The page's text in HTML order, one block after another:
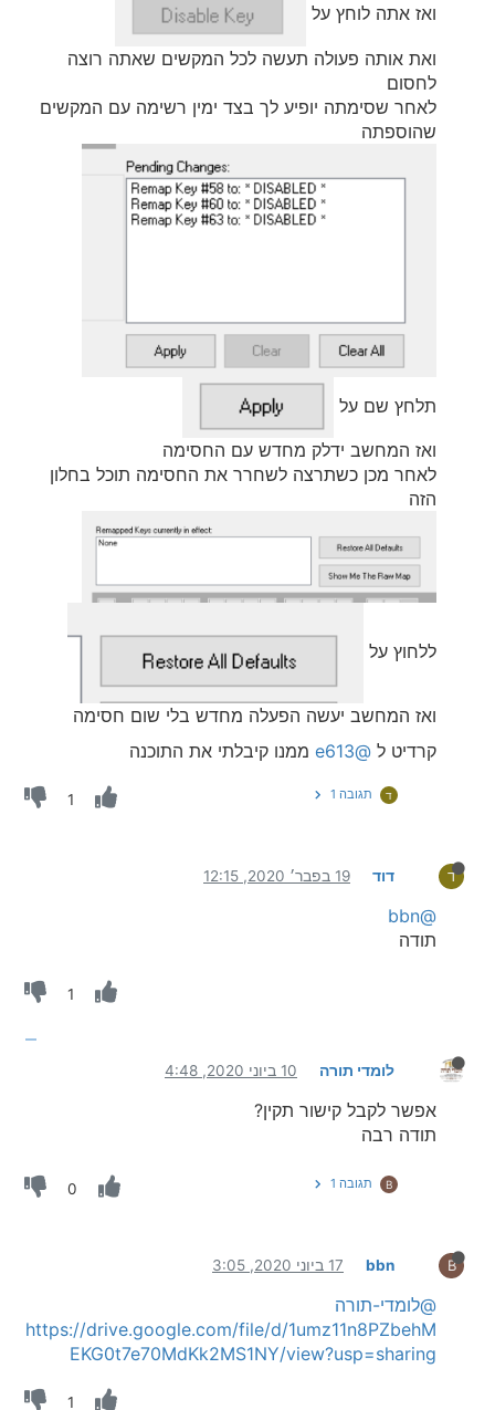
ואז אתה לוחץ על
ואת אותה פעולה תעשה לכל המקשים שאתה רוצה
לחסום
לאחר שסימתה יופיע לך בצד ימין רשימה עם המקשים
שהוספתה
תלחץ שם על
ואז המחשב ידלק מחדש עם החסימה
לאחר מכן כשתרצה לשחרר את החסימה תוכל בחלון
הזה
ללחוץ על
ואז המחשב יעשה הפעלה מחדש בלי שום חסימה
קרדיט ל @e613 ממנו קיבלתי את התוכנה
ד תגובה 1 1
ד דוד 19 בפבר׳ 2020, 12:15
@bbn
תודה
1
לומדי תורה 10 ביוני 2020, 4:48
אפשר לקבל קישור תקין?
תודה רבה
B תגובה 1 0
B
bbn 17 ביוני 2020, 3:05
@לומדי-תורה
https://drive.google.com/file/d/1umz11n8PZbehM
EKG0t7e70MdKk2MS1NY/view?usp=sharing
1